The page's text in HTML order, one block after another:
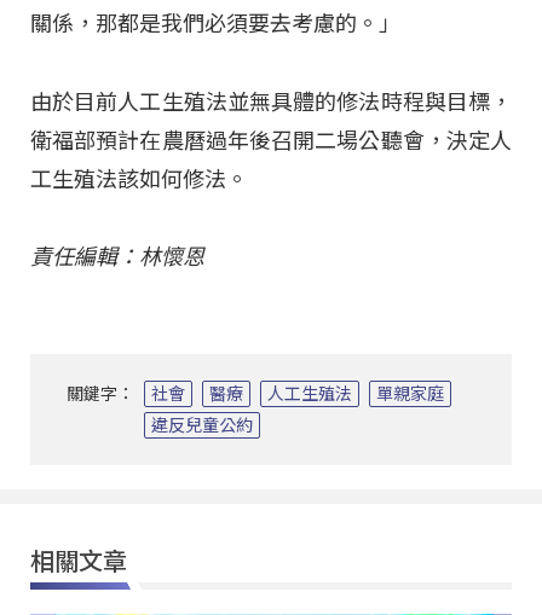
關係，那都是我們必須要去考慮的。」
由於目前人工生殖法並無具體的修法時程與目標，
衛福部預計在農曆過年後召開二場公聽會，決定人
工生殖法該如何修法。
責任編輯：林懷恩
關鍵字： 社會 醫療 人工生殖法
單親家庭
違反兒童公約
相關文章